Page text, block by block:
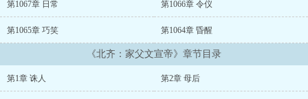
第1067章 日常 第1066章 令仪
第1065章 巧笑 第1064章 昏醒
《北齐：家父文宣帝》章节目录
第1章 诛人 第2章 母后